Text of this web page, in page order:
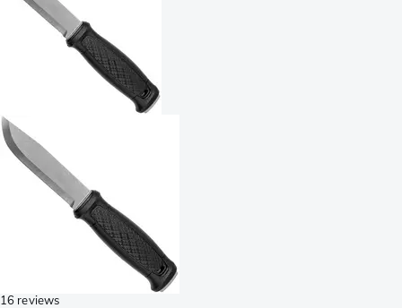
16 reviews